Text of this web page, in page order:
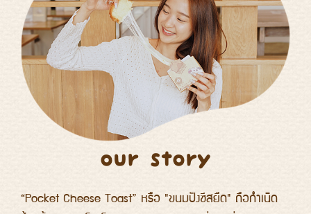
our story
“Pocket Cheese Toast” หรือ "ขนมปังชีสยืด" ถือกำเนิด